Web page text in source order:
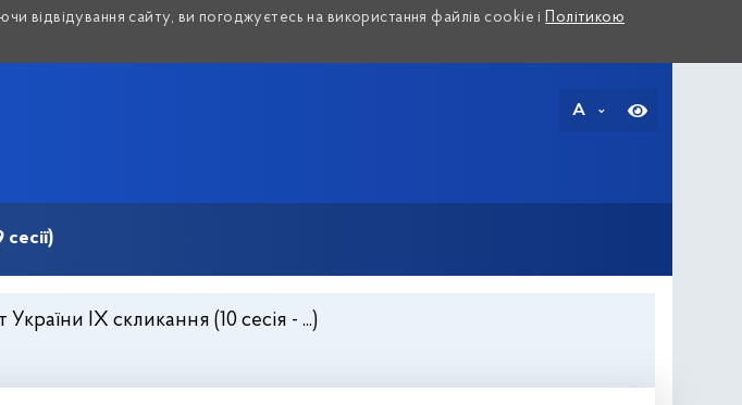
сайту, ви погоджуєтесь на використання файлів cookie і Політикою
A
IX скликання (10 сесія - ...)